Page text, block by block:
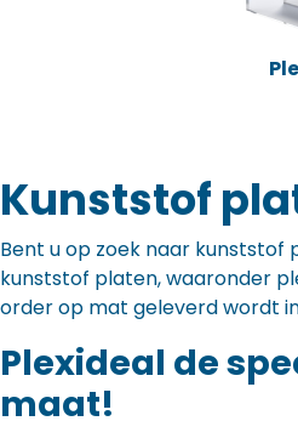
Kunststof
Bent u op zoek naar kunststof
kunststof platen, waaronder
order op mat geleverd wordt
Plexideal de
maat!